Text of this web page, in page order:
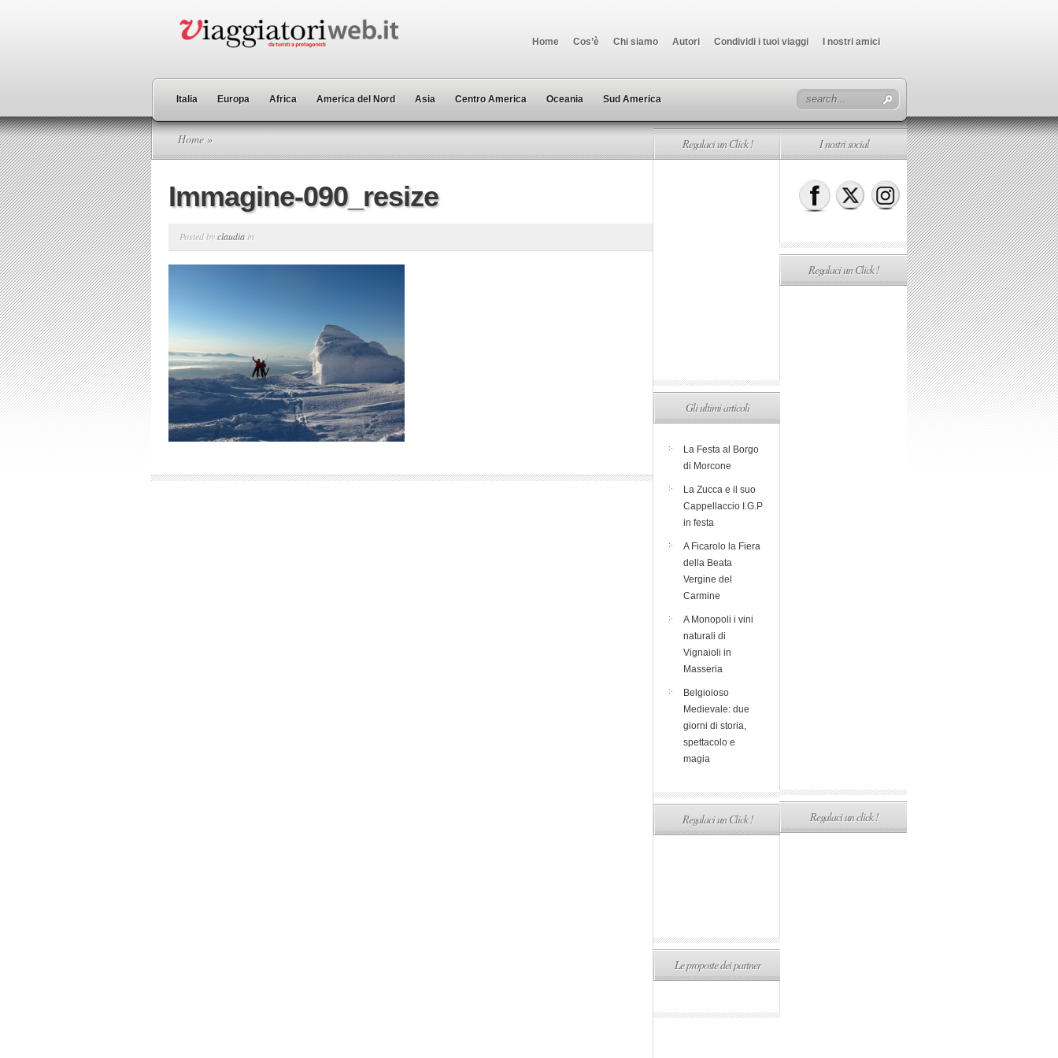
Home Cos’è Chi siamo Autori Condividi i tuoi viaggi I nostri amici
Italia Europa Africa America del Nord Asia Centro America Oceania Sud America
Home »
Immagine-090_resize
Posted byclaudia in
Regalaci un Click !
Gli ultimi articoli
La Festa al Borgo
di Morcone
La Zucca e il suo
Cappellaccio I.G.P
in festa
A Ficarolo la Fiera
della Beata
Vergine del
Carmine
A Monopoli i vini
naturali di
Vignaioli in
Masseria
Belgioioso
Medievale: due
giorni di storia,
spettacolo e
magia
Regalaci un Click !
Le proposte dei partner
I nostri social
Regalaci un Click !
Regalaci un click !